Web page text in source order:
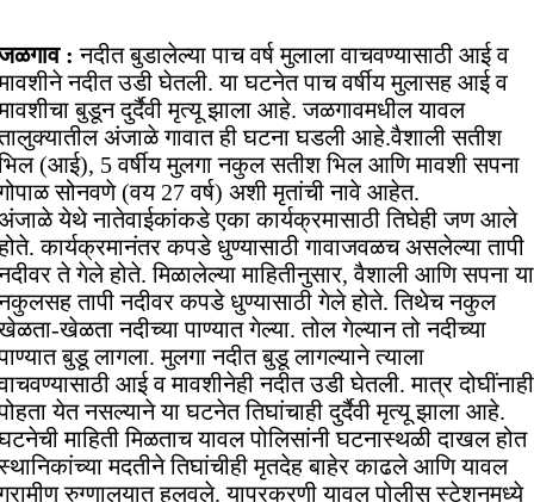
:नदीत बुडालेल्या पाच वर्ष मुलाला वाचवण्यासाठी आई व
नदीत उडी घेतली. या घटनेत पाच वर्षीय मुलासह आई व
बुडून दुर्दैवी मृत्यू झाला आहे. जळगावमधील यावल
अंजाळे गावात ही घटना घडली आहे.वैशाली सतीश
(आई), 5 वर्षीय मुलगा नकुल सतीश भिल आणि मावशी सपना
सोनवणे (वय 27 वर्ष) अशी मृतांची नावे आहेत.
येथे नातेवाईकांकडे एका कार्यक्रमासाठी तिघेही जण आले
कार्यक्रमानंतर कपडे धुण्यासाठी गावाजवळच असलेल्या तापी
ते गेले होते. मिळालेल्या माहितीनुसार, वैशाली आणि सपना या
तापी नदीवर कपडे धुण्यासाठी गेले होते. तिथेच नकुल
खेळता नदीच्या पाण्यात गेल्या. तोल गेल्यान तो नदीच्या
बुडू लागला. मुलगा नदीत बुडू लागल्याने त्याला
आई व मावशीनेही नदीत उडी घेतली. मात्र दोघींनाही
येत नसल्याने या घटनेत तिघांचाही दुर्दैवी मृत्यू झाला आहे.
माहिती मिळताच यावल पोलिसांनी घटनास्थळी दाखल होत
मदतीने तिघांचीही मृतदेह बाहेर काढले आणि यावल
रुग्णालयात हलवले. याप्रकरणी यावल पोलीस स्टेशनमध्ये